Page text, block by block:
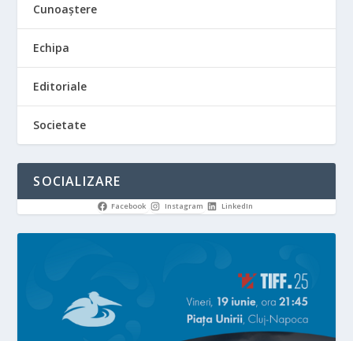
Cunoaștere
Echipa
Editoriale
Societate
SOCIALIZARE
Facebook Instagram LinkedIn